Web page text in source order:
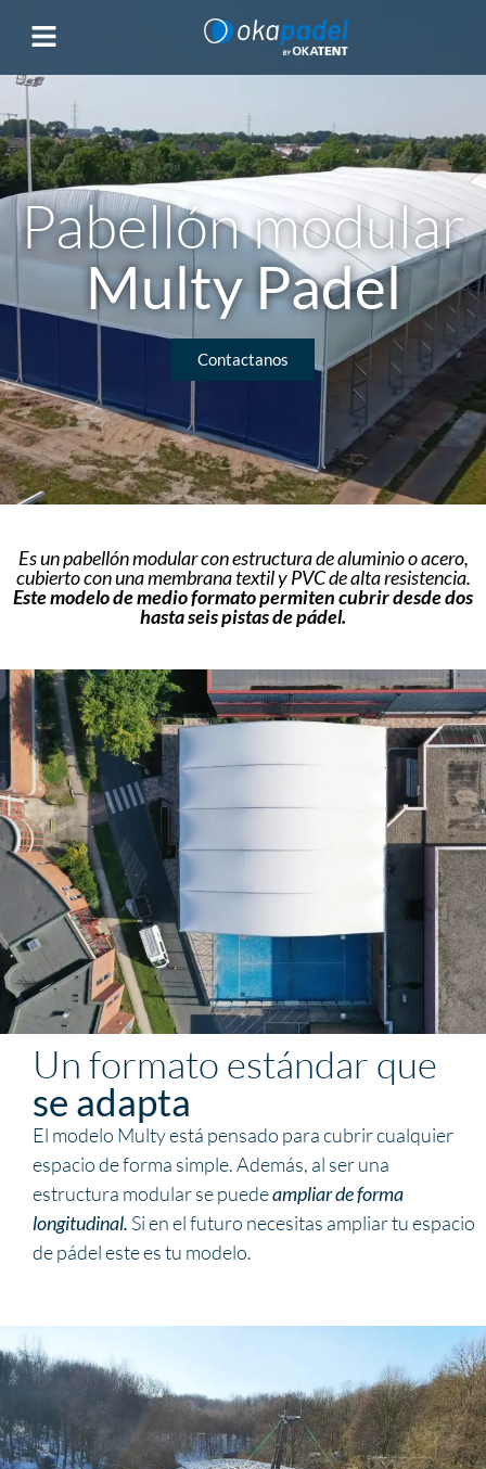
Pabellón modular
Multy Padel
Contactanos
Es un pabellón modular con estructura de aluminio o acero,
cubierto con una membrana textil y PVC de alta resistencia.
Este modelo de medio formato permiten cubrir desde dos
hasta seis pistas de pádel.
Un formato estándar que
se adapta
El modelo Multy está pensado para cubrir cualquier
espacio de forma simple. Además, al ser una
estructura modular se puedeampliar de forma
longitudinal. Si en el futuro necesitas ampliar tu espacio
de pádel este es tu modelo.